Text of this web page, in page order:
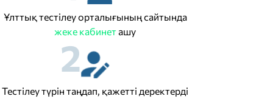
Ұлттық тестілеу орталығының сайтында
жеке кабинет ашу
2
Тестілеу түрін таңдап, қажетті деректерді